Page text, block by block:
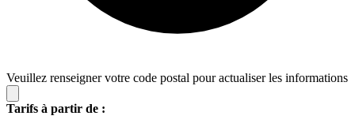
Veuillez renseigner votre code postal pour actualiser les informations
Tarifs à partir de :